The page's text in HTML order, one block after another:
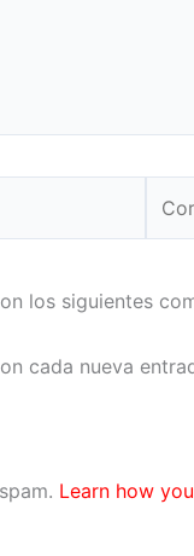
los siguientes
cada nueva
Learn how